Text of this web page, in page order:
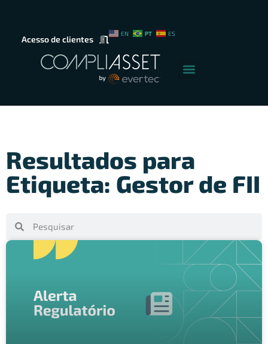
Acesso de clientes
EN PT ES
Resultados para
Etiqueta: Gestor de FII